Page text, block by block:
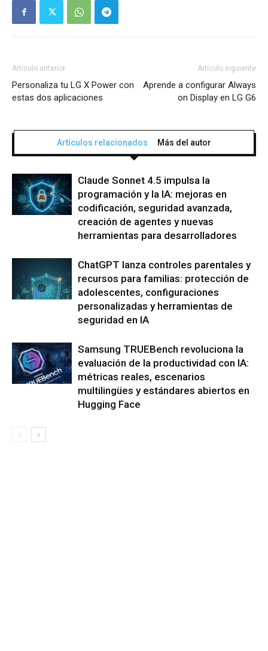
Artículo anterior
Personaliza tu LG X Power con
estas dos aplicaciones
Artículo siguiente
Aprende a configurar Always
on Display en LG G6
Artículos relacionados Más del autor
Claude Sonnet 4.5 impulsa la
programación y la IA: mejoras en
codificación, seguridad avanzada,
creación de agentes y nuevas
herramientas para desarrolladores
ChatGPT lanza controles parentales y
recursos para familias: protección de
adolescentes, configuraciones
personalizadas y herramientas de
seguridad en IA
Samsung TRUEBench revoluciona la
evaluación de la productividad con IA:
métricas reales, escenarios
multilingües y estándares abiertos en
Hugging Face